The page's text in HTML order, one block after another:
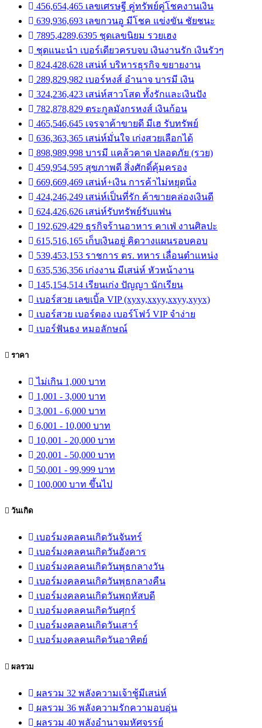
456,654,465 เลขเศรษฐี คู่ทรัพย์คู่โชคงานเงิน
639,936,693 เลขกวนอู มีโชค แข่งขัน ชัยชนะ
7895,4289,6395 ชุดเลขนิยม รวยเฮง
ชุดแนะนำ เบอร์เดียวครบจบ เงินงานรัก เงินรัวๆ
824,428,628 เสน่ห์ บริหารธุรกิจ ขยายงาน
289,829,982 เบอร์หงส์ อำนาจ บารมี เงิน
324,236,423 เสน่ห์สาวโสด ทั้งรักและเงินปัง
782,878,829 ตระกูลมังกรหงส์ เงินก้อน
465,546,645 เจรจาค้าขายดี มีเฮ รับทรัพย์
636,363,365 เสน่ห์มั่นใจ เก่งสวยเลือกได้
898,989,998 บารมี แคล้วคาด ปลอดภัย (รวย)
459,954,595 สุขภาพดี สิ่งศักดิ์คุ้มครอง
669,669,469 เสน่ห์+เงิน การค้าไม่หยุดนิ่ง
424,246,249 เสน่ห์เป็นที่รัก ค้าขายคล่องเงินดี
624,426,626 เสน่ห์รับทรัพย์รับแฟน
192,629,429 ธุรกิจร้านอาหาร คาเฟ่ งานศิลปะ
615,516,165 เก็บเงินอยู่ คิดวางแผนรอบคอบ
539,453,153 ราชการ ตร. ทหาร เลื่อนตำแหน่ง
635,536,356 เก่งงาน มีเสน่ห์ หัวหน้างาน
145,154,514 เรียนเก่ง ปัญญา นักเรียน
เบอร์สวย เลขเบิ้ล VIP (xyxy,xxyy,xxyy,xyyx)
เบอร์สวย เบอร์ตอง เบอร์โฟว์ VIP จำง่าย
เบอร์ฟันธง หมอลักษณ์
ราคา
ไม่เกิน 1,000 บาท
1,001 - 3,000 บาท
3,001 - 6,000 บาท
6,001 - 10,000 บาท
10,001 - 20,000 บาท
20,001 - 50,000 บาท
50,001 - 99,999 บาท
100,000 บาท ขึ้นไป
วันเกิด
เบอร์มงคลคนเกิดวันจันทร์
เบอร์มงคลคนเกิดวันอังคาร
เบอร์มงคลคนเกิดวันพุธกลางวัน
เบอร์มงคลคนเกิดวันพุธกลางคืน
เบอร์มงคลคนเกิดวันพฤหัสบดี
เบอร์มงคลคนเกิดวันศุกร์
เบอร์มงคลคนเกิดวันเสาร์
เบอร์มงคลคนเกิดวันอาทิตย์
ผลรวม
ผลรวม 32 พลังความเจ้าชู้มีเสน่ห์
ผลรวม 36 พลังความรักความอบอุ่น
ผลรวม 40 พลังอำนาจมหัศจรรย์